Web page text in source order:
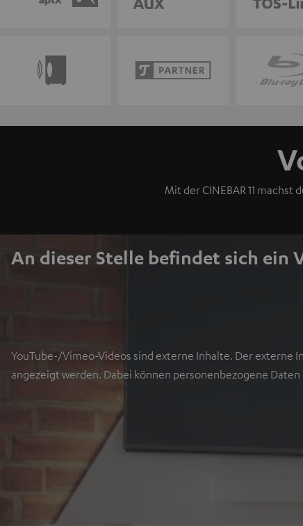
Mit der CINEBAR 11
An dieser Stelle befindet sich ein
YouTube-/Vimeo-Videos sind externe Inhalte. Der externe
angezeigt werden. Dabei können personenbezogene